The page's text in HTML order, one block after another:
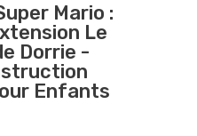
Mario :
Le
Dorrie -
Enfants